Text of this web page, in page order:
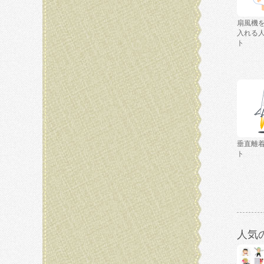
扇風機
入れる
ト
垂直離
ト
人気